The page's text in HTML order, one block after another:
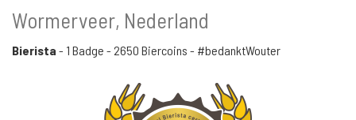
Wormerveer, Nederland
Bierista - 1 Badge - 2650 Biercoins - #bedanktWouter